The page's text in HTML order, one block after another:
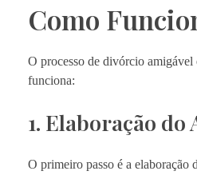
Como
O processo de divórcio amigável
funciona:
1. Elaboração do
O primeiro passo é a elaboração